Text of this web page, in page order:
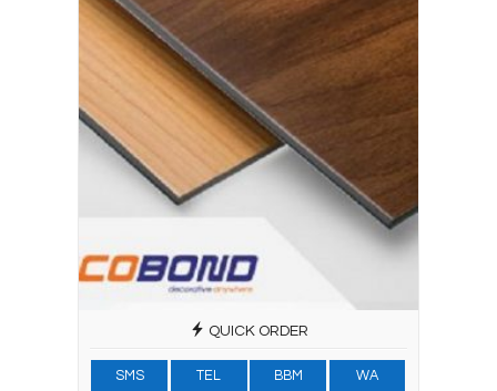
QUICK ORDER
SMS TEL BBM WA